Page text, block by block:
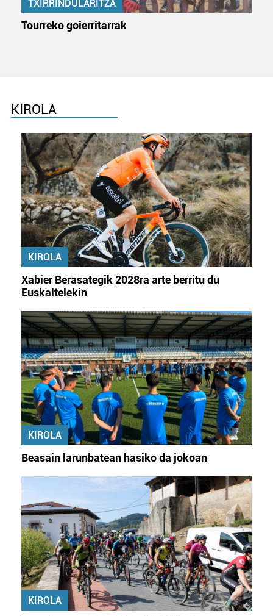
TXIRRINDULARITZA
Tourreko goierritarrak
KIROLA
KIROLA
Xabier Berasategik 2028ra arte berritu du
Euskaltelekin
KIROLA
Beasain larunbatean hasiko da jokoan
KIROLA